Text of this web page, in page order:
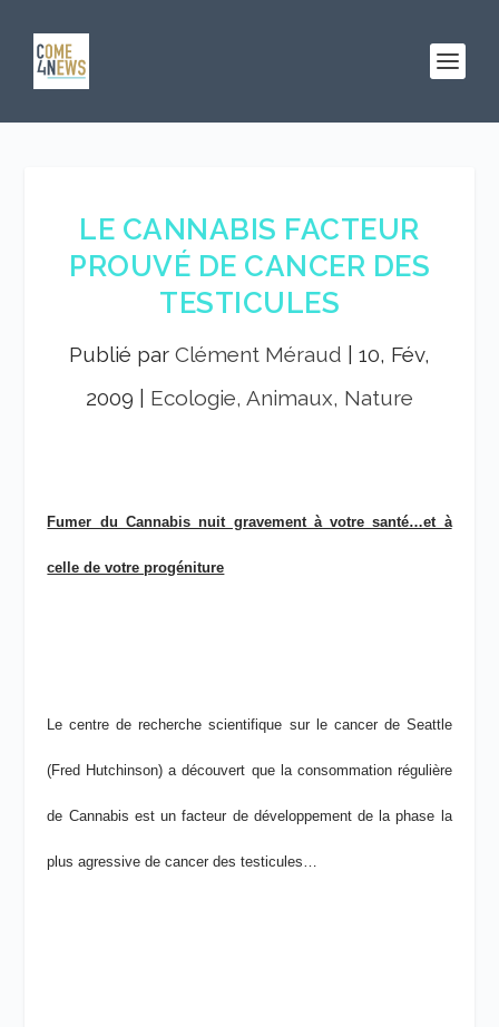
LE CANNABIS FACTEUR
PROUVÉ DE CANCER DES
TESTICULES
Publié par Clément Méraud
10, Fév,
2009
Ecologie, Animaux, Nature
Fumer du Cannabis nuit gravement à votre santé…et à
celle de votre progéniture
Le centre de recherche scientifique sur le cancer de Seattle
(Fred Hutchinson) a découvert que la consommation régulière
de Cannabis est un facteur de développement de la phase la
plus agressive de cancer des testicules…